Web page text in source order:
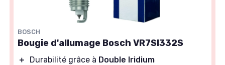
BOSCH
Bougie d'allumage Bosch VR7SI332S
＋ Durabilité grâce à Double Iridium